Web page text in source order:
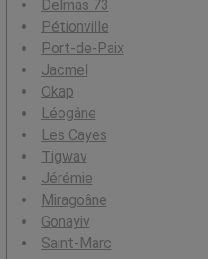
Delmas 73
Pétionville
Port-de-Paix
Jacmel
Okap
Léogâne
Les Cayes
Tigwav
Jérémie
Miragoâne
Gonayiv
Saint-Marc